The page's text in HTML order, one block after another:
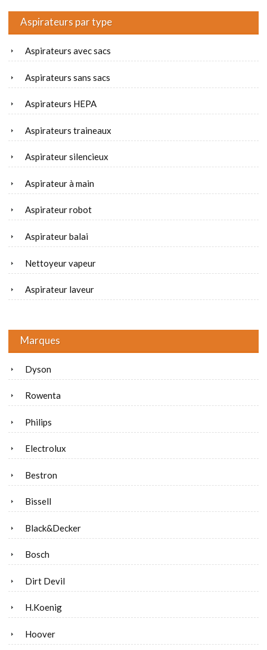
Aspirateurs par type
Aspirateurs avec sacs
Aspirateurs sans sacs
Aspirateurs HEPA
Aspirateurs traineaux
Aspirateur silencieux
Aspirateur à main
Aspirateur robot
Aspirateur balai
Nettoyeur vapeur
Aspirateur laveur
Marques
Dyson
Rowenta
Philips
Electrolux
Bestron
Bissell
Black&Decker
Bosch
Dirt Devil
H.Koenig
Hoover